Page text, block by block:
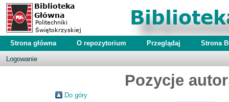
Strona główna O repozytorium Przeglądaj Strona
Logowanie
Pozycje
Do góry